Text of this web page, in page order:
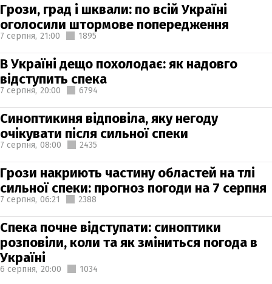
Грози, град і шквали: по всій Україні
оголосили штормове попередження
7 серпня, 21:00 1895
В Україні дещо похолодає: як надовго
відступить спека
7 серпня, 20:00 6794
Синоптикиня відповіла, яку негоду
очікувати після сильної спеки
7 серпня, 08:00 2435
Грози накриють частину областей на тлі
сильної спеки: прогноз погоди на 7 серпня
7 серпня, 06:21 2388
Спека почне відступати: синоптики
розповіли, коли та як зміниться погода в
Україні
6 серпня, 20:00 1034